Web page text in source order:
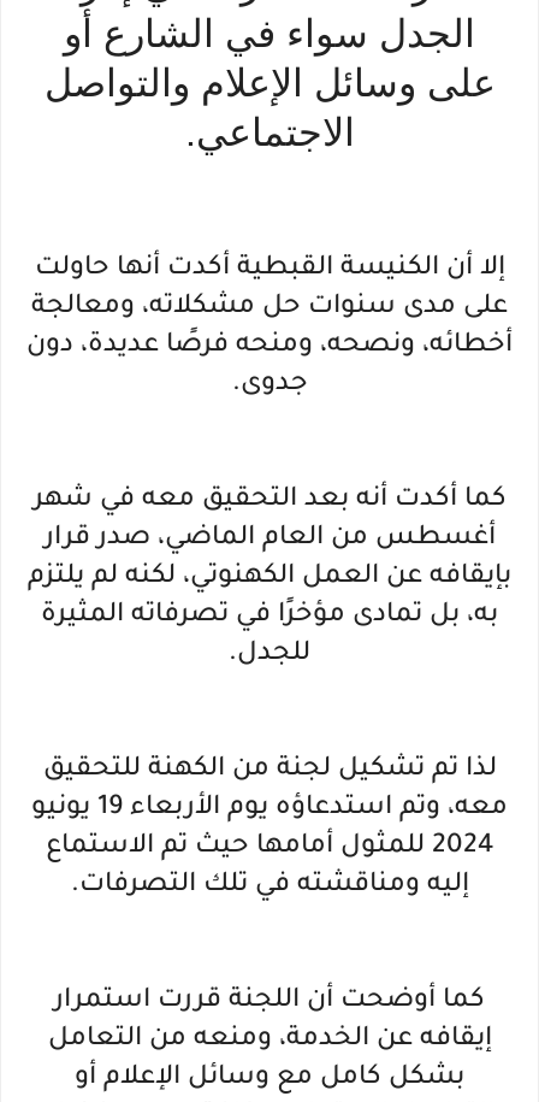
الجدل سواء في الشارع أو
على وسائل الإعلام والتواصل
الاجتماعي.
إلا أن الكنيسة القبطية أكدت أنها حاولت
على مدى سنوات حل مشكلاته، ومعالجة
أخطائه، ونصحه، ومنحه فرصًا عديدة، دون
جدوى.
كما أكدت أنه بعد التحقيق معه في شهر
أغسطس من العام الماضي، صدر قرار
بإيقافه عن العمل الكهنوتي، لكنه لم يلتزم
به، بل تمادى مؤخرًا في تصرفاته المثيرة
للجدل.
لذا تم تشكيل لجنة من الكهنة للتحقيق
معه، وتم استدعاؤه يوم الأربعاء 19 يونيو
2024 للمثول أمامها حيث تم الاستماع
إليه ومناقشته في تلك التصرفات.
كما أوضحت أن اللجنة قررت استمرار
إيقافه عن الخدمة، ومنعه من التعامل
بشكل كامل مع وسائل الإعلام أو